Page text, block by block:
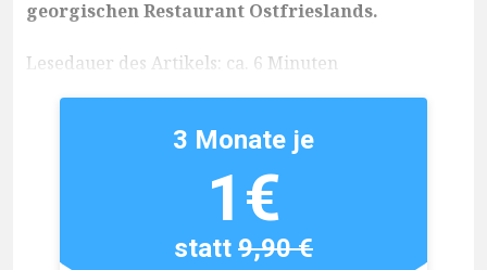
georgischen Restaurant Ostfrieslands.
Lesedauer des Artikels: ca. 6 Minuten
3 Monate je
1€
statt9,90 €